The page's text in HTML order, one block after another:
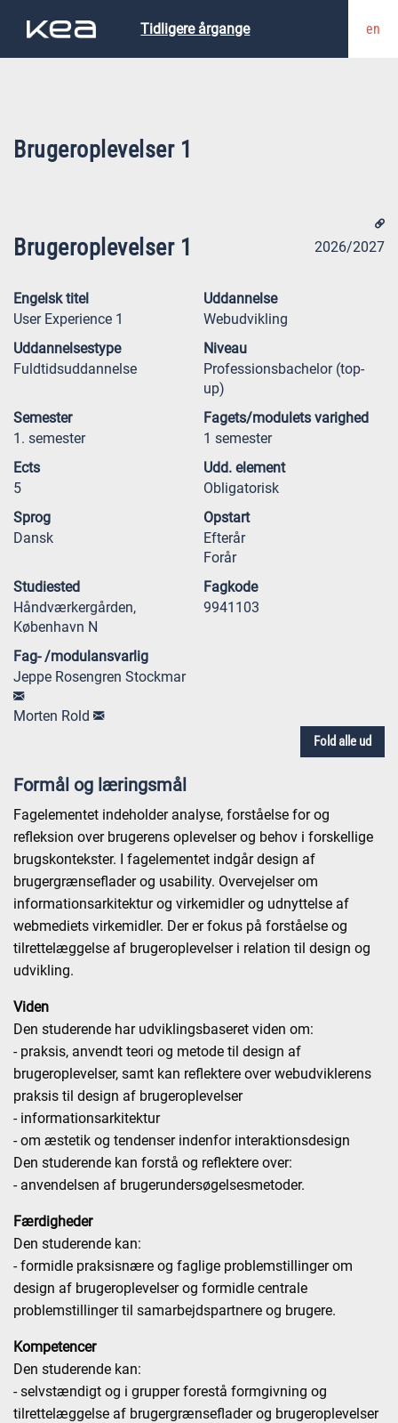
Tidligere årgange en
Brugeroplevelser 1
Brugeroplevelser 1 2026/2027
Engelsk titel
User Experience 1
Uddannelse
Webudvikling
Uddannelsestype
Fuldtidsuddannelse
Niveau
Professionsbachelor (top-
up)
Semester
1. semester
Fagets/modulets varighed
1 semester
Ects
5
Udd. element
Obligatorisk
Sprog
Dansk
Opstart
Efterår
Forår
Studiested
Håndværkergården,
København N
Fagkode
9941103
Fag- /modulansvarlig
Jeppe Rosengren Stockmar
Morten Rold
Fold alle ud
Formål og læringsmål
Fagelementet indeholder analyse, forståelse for og
refleksion over brugerens oplevelser og behov i forskellige
brugskontekster. I fagelementet indgår design af
brugergrænseflader og usability. Overvejelser om
informationsarkitektur og virkemidler og udnyttelse af
webmediets virkemidler. Der er fokus på forståelse og
tilrettelæggelse af brugeroplevelser i relation til design og
udvikling.
Viden
Den studerende har udviklingsbaseret viden om:
- praksis, anvendt teori og metode til design af
brugeroplevelser, samt kan reflektere over webudviklerens
praksis til design af brugeroplevelser
- informationsarkitektur
- om æstetik og tendenser indenfor interaktionsdesign
Den studerende kan forstå og reflektere over:
- anvendelsen af brugerundersøgelsesmetoder.
Færdigheder
Den studerende kan:
- formidle praksisnære og faglige problemstillinger om
design af brugeroplevelser og formidle centrale
problemstillinger til samarbejdspartnere og brugere.
Kompetencer
Den studerende kan:
- selvstændigt og i grupper forestå formgivning og
tilrettelæggelse af brugergrænseflader og brugeroplevelser